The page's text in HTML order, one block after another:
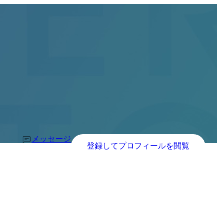
メッセージ
登録してプロフィールを閲覧